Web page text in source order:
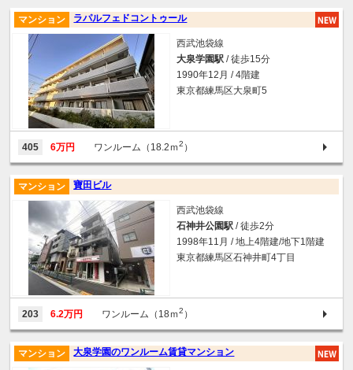
ラパルフェドコントゥール
マンション
西武池袋線
大泉学園駅 / 徒歩15分
1990年12月 / 4階建
東京都練馬区大泉町5
405 6万円 ワンルーム（18.2ｍ2 ）
寶田ビル
マンション
西武池袋線
石神井公園駅 / 徒歩2分
1998年11月 / 地上4階建/地下1階建
東京都練馬区石神井町4丁目
203 6.2万円 ワンルーム（18ｍ2 ）
大泉学園のワンルーム賃貸マンション
マンション